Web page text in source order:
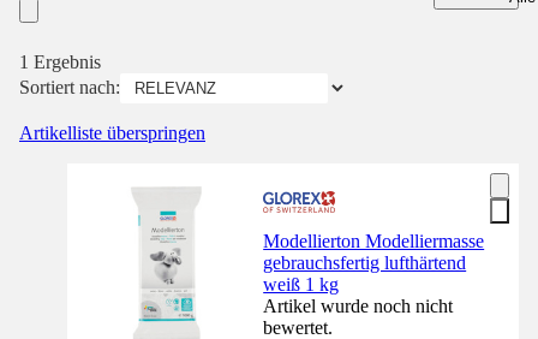
1 Ergebnis
Sortiert nach:
Artikelliste überspringen
Modellierton Modelliermasse
gebrauchsfertig lufthärtend
weiß 1 kg
Artikel wurde noch nicht
bewertet.